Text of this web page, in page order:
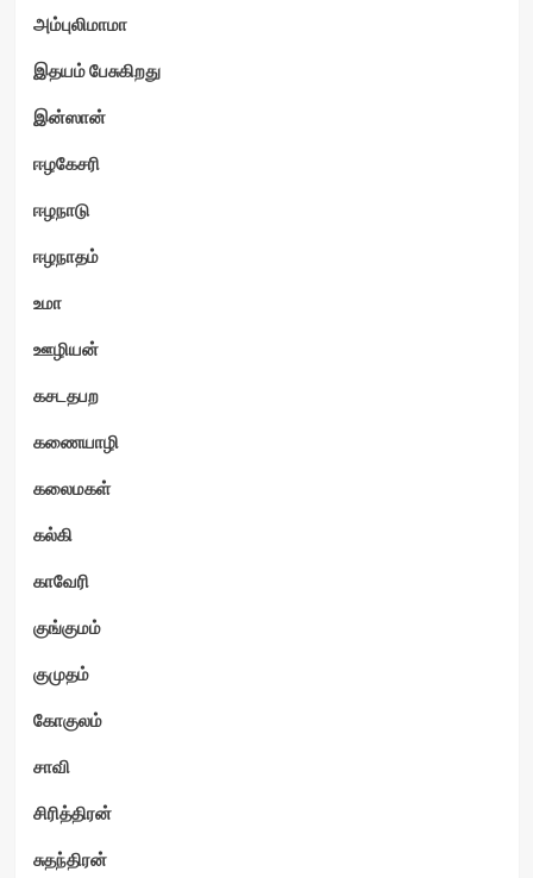
அம்புலிமாமா
இதயம் பேசுகிறது
இன்ஸான்
ஈழகேசரி
ஈழநாடு
ஈழநாதம்
உமா
ஊழியன்
கசடதபற
கணையாழி
கலைமகள்
கல்கி
காவேரி
குங்குமம்
குமுதம்
கோகுலம்
சாவி
சிரித்திரன்
சுதந்திரன்